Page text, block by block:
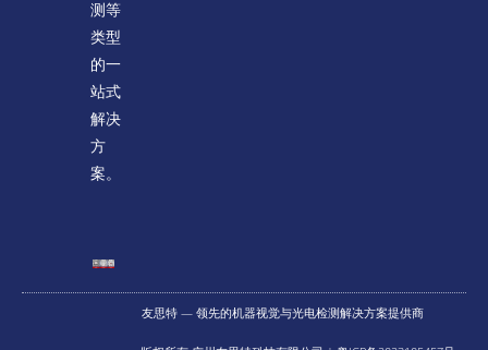
测等
类型
的一
站式
解决
方
案。
友思特 — 领先的机器视觉与光电检测解决方案提供商